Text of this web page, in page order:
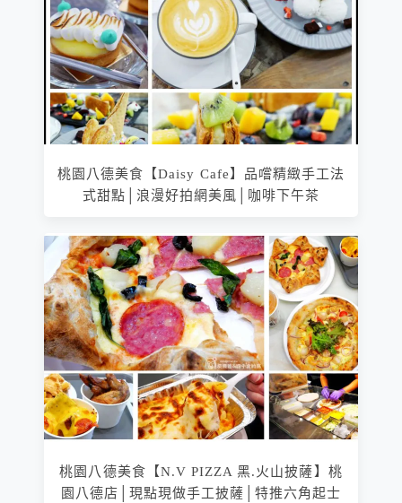
桃園八德美食【Daisy Cafe】品嚐精緻手工法
式甜點│浪漫好拍網美風│咖啡下午茶
桃園八德美食【N.V PIZZA 黑.火山披薩】桃
園八德店│現點現做手工披薩│特推六角起士